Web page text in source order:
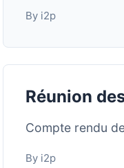
By i2p
Réunion
Compte rendu
By i2p